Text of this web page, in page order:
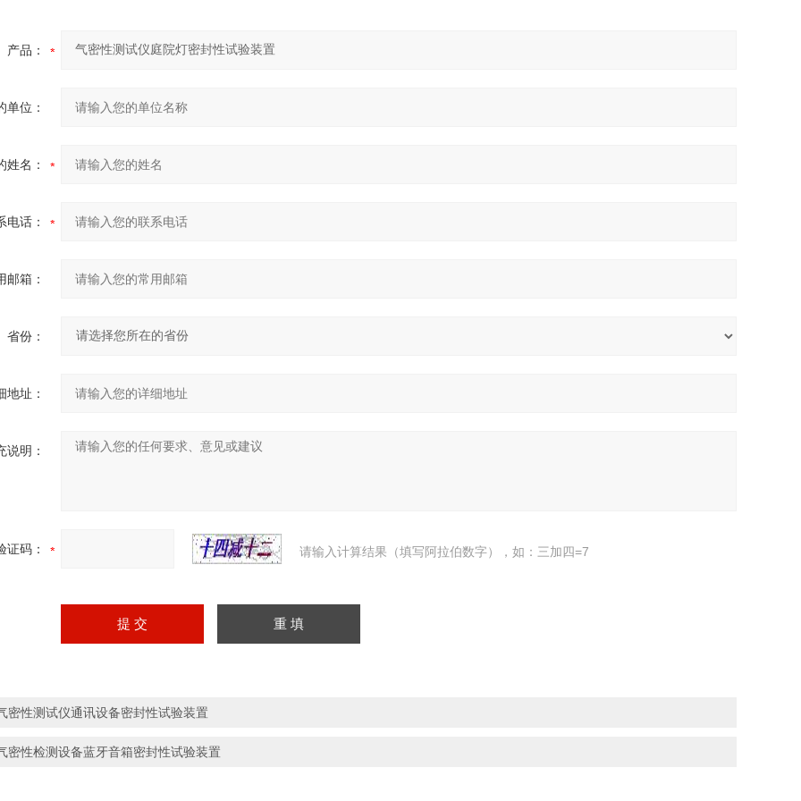
产品：
单位：
姓名：
电话：
邮箱：
省份：
地址：
说明：
证码： 请输入计算结果（填写阿拉伯数字），如：三加四=7
密性测试仪通讯设备密封性试验装置
密性检测设备蓝牙音箱密封性试验装置